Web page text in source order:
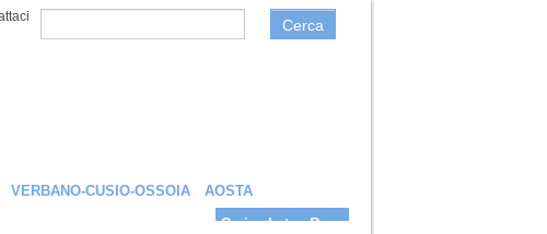
Cerca
VERBANO-CUSIO-OSSOIA
AOSTA
Carica la tua Rosa